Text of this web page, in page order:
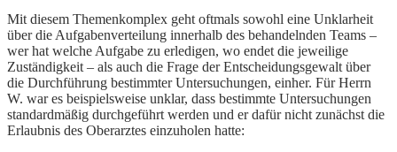
Mit diesem Themenkomplex geht oftmals sowohl eine Unklarheit
über die Aufgabenverteilung innerhalb des behandelnden Teams –
wer hat welche Aufgabe zu erledigen, wo endet die jeweilige
Zuständigkeit – als auch die Frage der Entscheidungsgewalt über
die Durchführung bestimmter Untersuchungen, einher. Für Herrn
W. war es beispielsweise unklar, dass bestimmte Untersuchungen
standardmäßig durchgeführt werden und er dafür nicht zunächst die
Erlaubnis des Oberarztes einzuholen hatte: